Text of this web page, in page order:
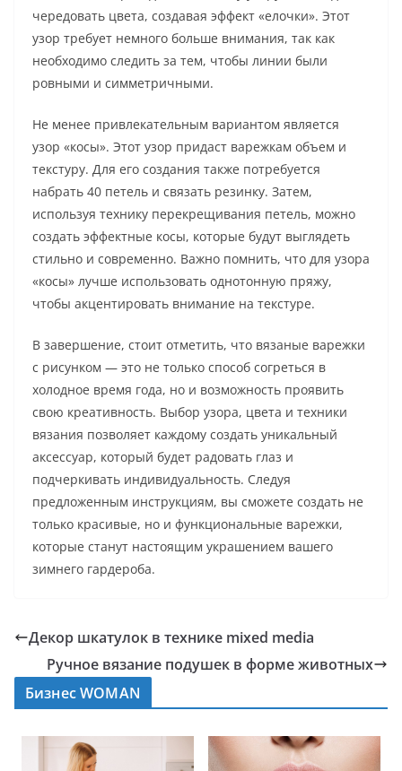
чередовать цвета, создавая эффект «елочки». Этот
узор требует немного больше внимания, так как
необходимо следить за тем, чтобы линии были
ровными и симметричными.
Не менее привлекательным вариантом является
узор «косы». Этот узор придаст варежкам объем и
текстуру. Для его создания также потребуется
набрать 40 петель и связать резинку. Затем,
используя технику перекрещивания петель, можно
создать эффектные косы, которые будут выглядеть
стильно и современно. Важно помнить, что для узора
«косы» лучше использовать однотонную пряжу,
чтобы акцентировать внимание на текстуре.
В завершение, стоит отметить, что вязаные варежки
с рисунком — это не только способ согреться в
холодное время года, но и возможность проявить
свою креативность. Выбор узора, цвета и техники
вязания позволяет каждому создать уникальный
аксессуар, который будет радовать глаз и
подчеркивать индивидуальность. Следуя
предложенным инструкциям, вы сможете создать не
только красивые, но и функциональные варежки,
которые станут настоящим украшением вашего
зимнего гардероба.
Декор шкатулок в технике mixed media
Ручное вязание подушек в форме животных
Бизнес WOMAN